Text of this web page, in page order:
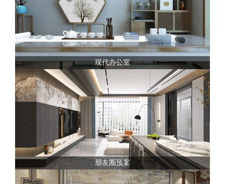
现代办公室
朋友圈预案